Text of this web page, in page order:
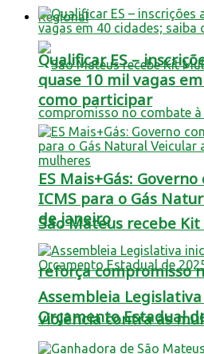
Regional
São Mateus recebe
reforça compromisso
violência contra as
Qualificar ES –
quase 10 mil vagas
como participar
ES Mais+Gás:
ICMS para o Gás
de janeiro
Assembleia
Orçamento Estadual